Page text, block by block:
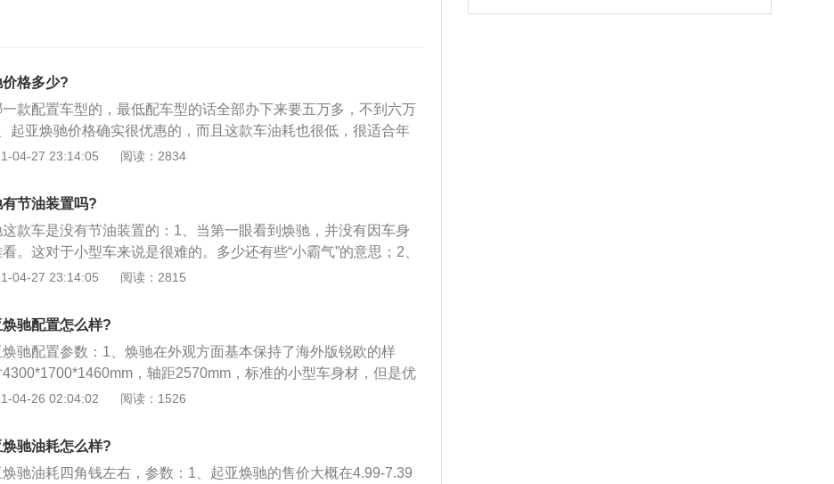
格多少?
款配置车型的，最低配车型的话全部办下来要五万多，不到六万
起亚焕驰价格确实很优惠的，而且这款车油耗也很低，很适合年
使用，如果预算不多的话，这款车确实是不错的选择；2、它的
3、而且起亚焕驰和K2都属于起亚品牌中比较热门的小型车，价
价格相对K2要便宜一些，对于普通的工薪上班族还是可以的。
04-27 23:14:05 阅读：2834
节油装置吗?
款车是没有节油装置的：1、当第一眼看到焕驰，并没有因车身
。这对于小型车来说是很难的。多少还有些“小霸气”的意思；2、
前脸设计，大叔感觉外观的接受程度甚至超过K2，一点都没有廉
距2570mm，优于同级别的赛欧与威驰；3、但受限于车身体积，
比较局促。虽然位于前排的驾驶与副驾驶位很容易找到合适的坐
对困难了；4、以大叔170cm的身高举例，调整好前排后，坐进
间仅剩一拳的距离。再高一点的朋友肯定会座的不舒服。不过好在
承托良好，缓解长时间乘坐带来的挤压感；5、配置较同价格的
然还找到了ESC（车身稳定系统，俗称为：ESP）的开关，虽然
元选装，但这对廉价小型车来说是难得之举。
04-27 23:14:05 阅读：2815
驰配置怎么样?
驰配置参数：1、焕驰在外观方面基本保持了海外版锐欧的样
，轴距2570mm，标准的小型车身材，但是优
欧和威驰；2、焕驰在外观方面基本保持了海外版锐欧的样子。
威驰；3、但是焕驰的表现在同级别车型中也属于比较出色的
地板几乎纯平，作为日常家用已经足够！前大灯组全系卤素大灯，
配配有雾灯，全系没有无钥匙进入及启动；4、动力方面，全系
04-26 02:04:02 阅读：1526
驰油耗怎么样?
驰油耗四角钱左右，参数：1、起亚焕驰的售价大概在4.99-7.39
响；<&list>3.稳定器的转向胶套和球头